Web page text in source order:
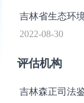
吉林省生态环
2022-08-30
评估机构
吉林森正司法